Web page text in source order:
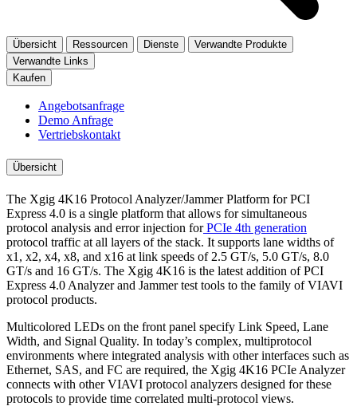
Übersicht Ressourcen Dienste
Verwandte Produkte
Verwandte Links
Kaufen
Angebotsanfrage
Demo Anfrage
Vertriebskontakt
Übersicht
The Xgig 4K16 Protocol Analyzer/Jammer Platform for PCI
Express 4.0 is a single platform that allows for simultaneous
protocol analysis and error injection forPCIe 4th generation
protocol traffic at all layers of the stack. It supports lane widths of
x1, x2, x4, x8, and x16 at link speeds of 2.5 GT/s, 5.0 GT/s, 8.0
GT/s and 16 GT/s. The Xgig 4K16 is the latest addition of PCI
Express 4.0 Analyzer and Jammer test tools to the family of VIAVI
protocol products.
Multicolored LEDs on the front panel specify Link Speed, Lane
Width, and Signal Quality. In today’s complex, multiprotocol
environments where integrated analysis with other interfaces such as
Ethernet, SAS, and FC are required, the Xgig 4K16 PCIe Analyzer
connects with other VIAVI protocol analyzers designed for these
protocols to provide time correlated multi-protocol views.